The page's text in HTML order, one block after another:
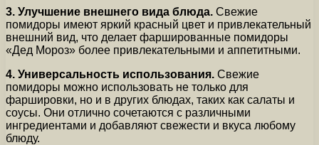
3. Улучшение внешнего вида блюда. Свежие
помидоры имеют яркий красный цвет и привлекательный
внешний вид, что делает фаршированные помидоры
«Дед Мороз» более привлекательными и аппетитными.
4. Универсальность использования. Свежие
помидоры можно использовать не только для
фаршировки, но и в других блюдах, таких как салаты и
соусы. Они отлично сочетаются с различными
ингредиентами и добавляют свежести и вкуса любому
блюду.